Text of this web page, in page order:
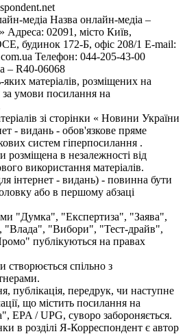
медіа Назва онлайн-медіа –
Адреса: 02091, місто Київ,
будинок 172-Б, офіс 208/1 E-mail:
Телефон: 044-205-43-00
– R40-06068
матеріалів, розміщених на
за умови посилання на
зі сторінки « Новини України
- видань - обов'язкове пряме
систем гіперпосилання .
розміщена в незалежності від
використання матеріалів.
інтернет - видань) - повинна бути
або в першому абзаці
"Думка", "Експертиза", "Заява",
"Влада", "Вибори", "Тест-драйв",
публікуються на правах
створюється спільно з
публікація, передрук, чи наступне
що містить посилання на
EPA / UPG, суворо забороняється.
в розділі Я-Корреспондент є автор